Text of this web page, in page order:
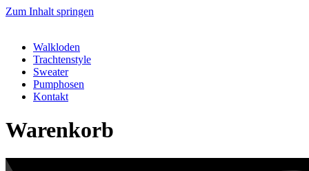
Zum Inhalt springen
Walkloden
Trachtenstyle
Sweater
Pumphosen
Kontakt
Warenkorb